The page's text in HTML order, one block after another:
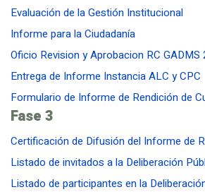
Evaluación de la Gestión Institucional
Informe para la Ciudadanía
Oficio Revision y Aprobacion RC GADMS
Entrega de Informe Instancia ALC y CPC
Formulario de Informe de Rendición de
Fase 3
Certificación de Difusión del Informe de
Listado de invitados a la Deliberación
Listado de participantes en la